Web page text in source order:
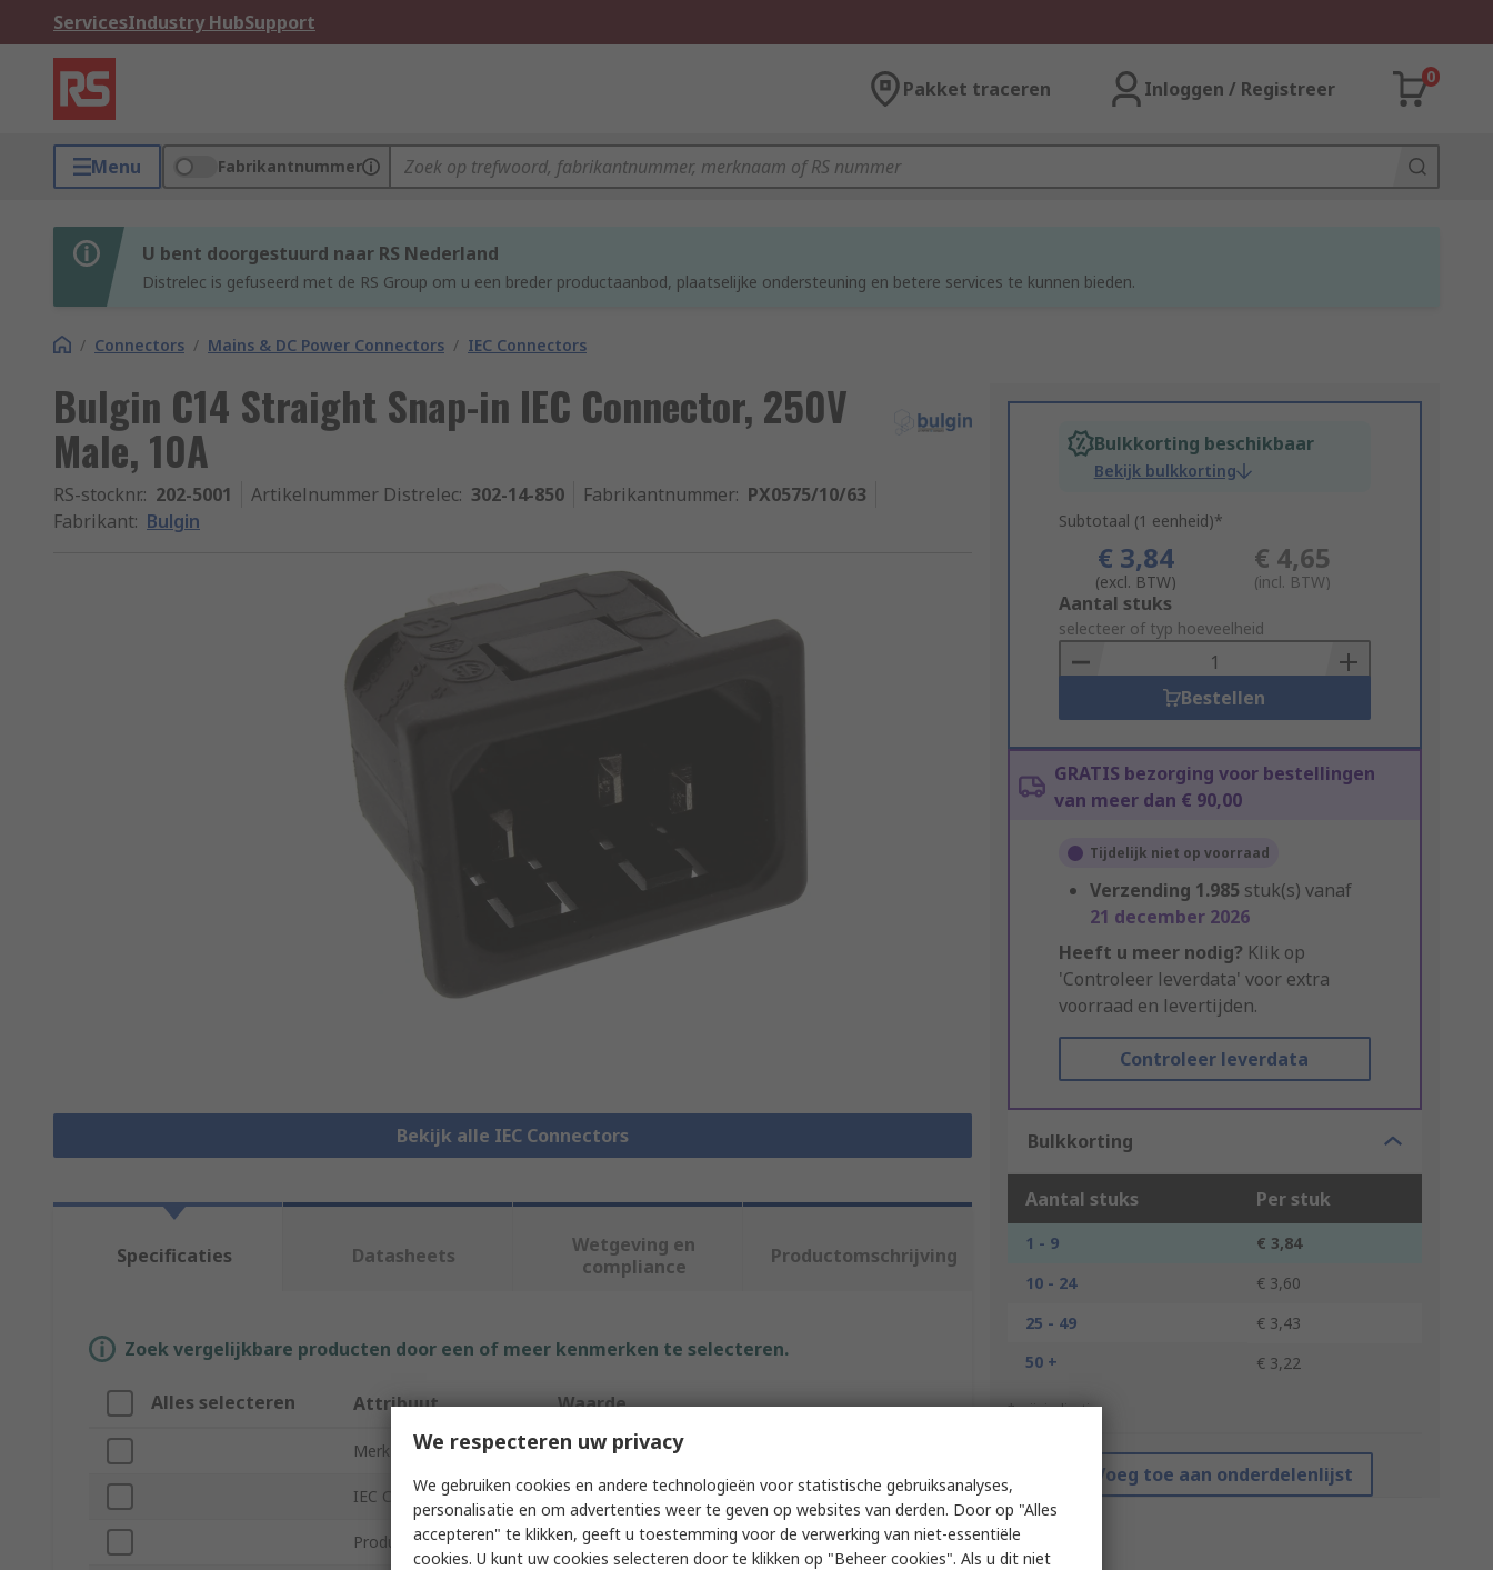
ServicesIndustry HubSupport
Pakket traceren Inloggen / Registreer
0
Menu Fabrikantnummer
U bent doorgestuurd naar RS Nederland
Distrelec is gefuseerd met de RS Group om u een breder productaanbod, plaatselijke ondersteuning en betere services te kunnen bieden.
/ Connectors / Mains & DC Power Connectors / IEC Connectors
Bulgin C14 Straight Snap-in IEC Connector, 250V
Male, 10A
RS-stocknr.: 202-5001 Artikelnummer Distrelec: 302-14-850 Fabrikantnummer: PX0575/10/63
Fabrikant: Bulgin
Bekijk alle IEC Connectors
Bulkkorting beschikbaar
Bekijk bulkkorting
Subtotaal (1 eenheid)*
€ 3,84
(excl. BTW)
€ 4,65
(incl. BTW)
Add
to
Basket
Aantal stuks
selecteer of typ hoeveelheid
Bestellen
GRATIS bezorging voor bestellingen
van meer dan € 90,00
Tijdelijk niet op voorraad
Verzending 1.985 stuk(s) vanaf
21 december 2026
Heeft u meer nodig? Klik op
'Controleer leverdata' voor extra
voorraad en levertijden.
Controleer leverdata
Bulkkorting
Aantal stuks Per stuk
1 - 9
€ 3,84
10 - 24
€ 3,60
25 - 49
€ 3,43
50 +
€ 3,22
*prijsindicatie
Voeg toe aan onderdelenlijst
Specificaties Datasheets
Wetgeving en
compliance
Productomschrijving
Zoek vergelijkbare producten door een of meer kenmerken te selecteren.
Alles selecteren Attribuut Waarde
Merk Bulgin
IEC Connector Type C14
Product Type IEC Connector
We respecteren uw privacy
We gebruiken cookies en andere technologieën voor statistische gebruiksanalyses,
personalisatie en om advertenties weer te geven op websites van derden. Door op "Alles
accepteren" te klikken, geeft u toestemming voor de verwerking van niet-essentiële
cookies. U kunt uw cookies selecteren door te klikken op "Beheer cookies". Als u dit niet